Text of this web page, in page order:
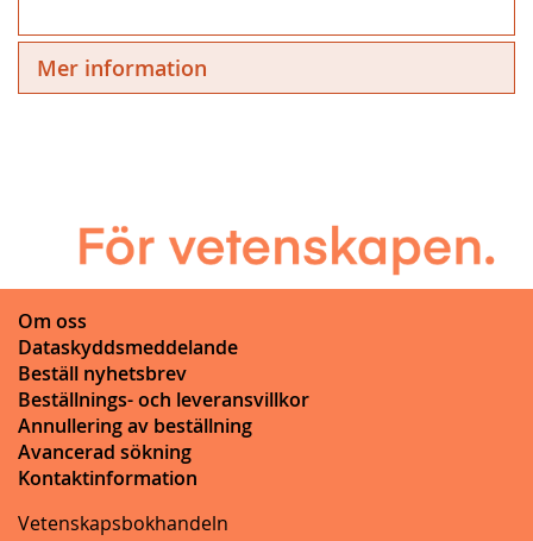
Mer information
Om oss
Dataskyddsmeddelande
Beställ nyhetsbrev
Beställnings- och leveransvillkor
Annullering av beställning
Avancerad sökning
Kontaktinformation
Vetenskapsbokhandeln